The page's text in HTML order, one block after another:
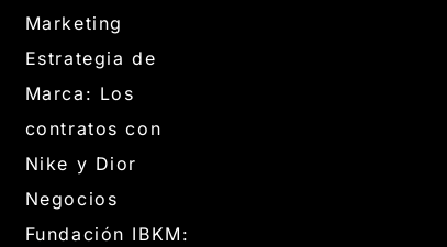
Marketing
Estrategia de
Marca: Los
contratos con
Nike y Dior
Negocios
Fundación IBKM: